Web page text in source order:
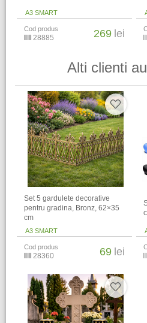
A3 SMART
Cod produs
28885 269 lei
Alti clienti
Set 5 gardulete decorative
pentru gradina, Bronz, 62×35
cm
A3 SMART
Cod produs
28360 69 lei